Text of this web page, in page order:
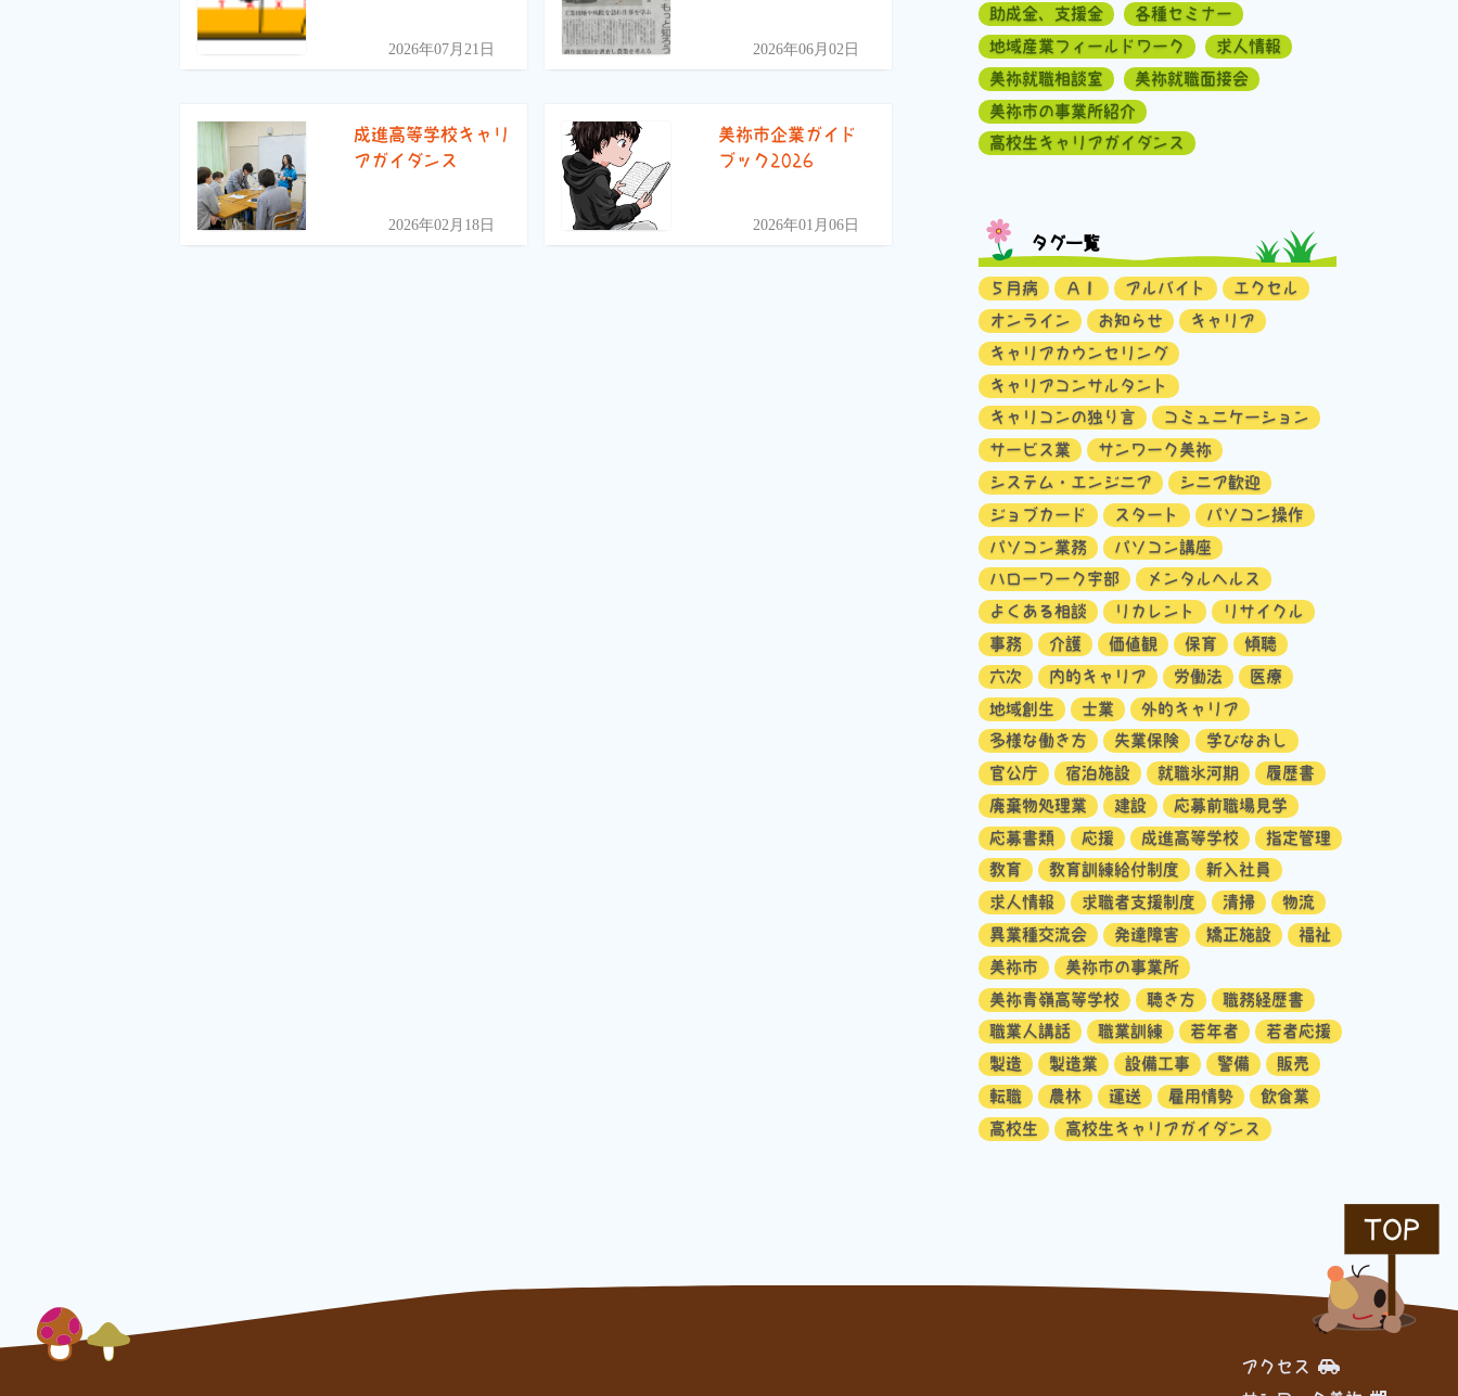
2026年07月21日 2026年06月02日
成進高等学校キャリ
アガイダンス
2026年02月18日
美祢市企業ガイド
ブック2026
2026年01月06日
助成金、支援金
各種セミナー
地域産業フィールドワーク
求人情報
美祢就職相談室
美祢就職面接会
美祢市の事業所紹介
高校生キャリアガイダンス
タグ一覧
５月病 ＡＩ アルバイト
エクセル
オンライン
お知らせ
キャリア
キャリアカウンセリング
キャリアコンサルタント
キャリコンの独り言
コミュニケーション
サービス業
サンワーク美祢
システム・エンジニア
シニア歓迎
ジョブカード
スタート
パソコン操作
パソコン業務
パソコン講座
ハローワーク宇部
メンタルヘルス
よくある相談
リカレント
リサイクル
事務
介護 価値観 保育
傾聴
六次
内的キャリア 労働法
医療
地域創生
士業
外的キャリア
多様な働き方
失業保険
学びなおし
官公庁
宿泊施設 就職氷河期
履歴書
廃棄物処理業
建設
応募前職場見学
応募書類
応援 成進高等学校
指定管理
教育
教育訓練給付制度
新入社員
求人情報
求職者支援制度 清掃
物流
異業種交流会
発達障害 矯正施設
福祉
美祢市
美祢市の事業所
美祢青嶺高等学校
聴き方
職務経歴書
職業人講話
職業訓練 若年者
若者応援
製造
製造業 設備工事 警備
販売
転職
農林 運送 雇用情勢
飲食業
高校生
高校生キャリアガイダンス
TOP
アクセス